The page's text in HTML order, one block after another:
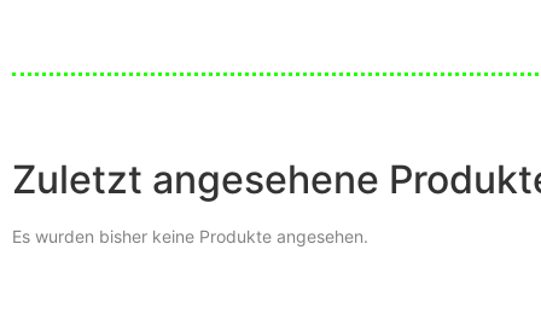
Zuletzt angesehene
Es wurden bisher keine Produkte angesehen.